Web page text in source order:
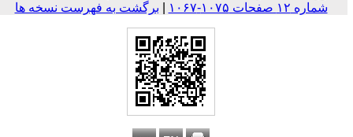
شماره ۱۲ صفحات ۱۰۷۵-۱۰۶۷
| برگشت به فهرست نسخه ها